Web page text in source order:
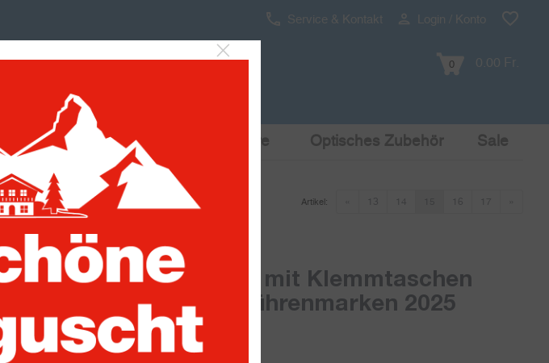
Service & Kontakt Login / Konto
suchen 0 0.00 Fr.
Trading Cards Pop Culture Optisches Zubehör Sale
Amerika
Artikel:
Leuchtturm Nachtrag mit Klemmtaschen
USA Jagdschein-Gebührenmarken 2025
Artikelnummer:100456